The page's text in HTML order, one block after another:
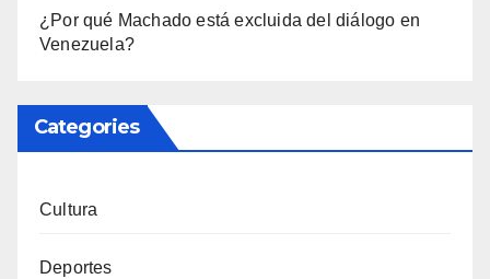
¿Por qué Machado está excluida del diálogo en
Venezuela?
Categories
Cultura
Deportes